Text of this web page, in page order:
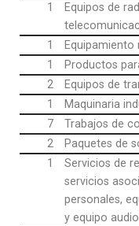
1
Equipos de
1
1
Productos
2
Equipos de
1
Maquinaria
7
Trabajos de
2
Paquetes de
1
Servicios de
servicios
personales,
y equipo